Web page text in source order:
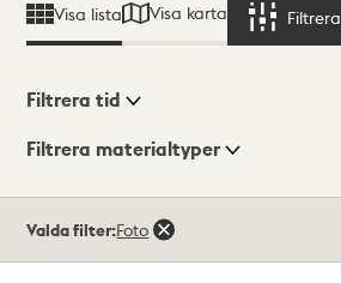
Visa lista Visa karta Filtrera
Visningsläge
Filtrera tid
Filtrera materialtyper
träffar
Valda filter:Foto